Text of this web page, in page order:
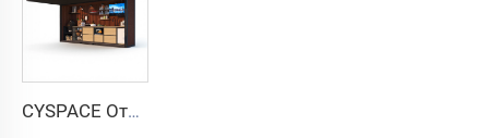
CYSPACE Открытая кухня